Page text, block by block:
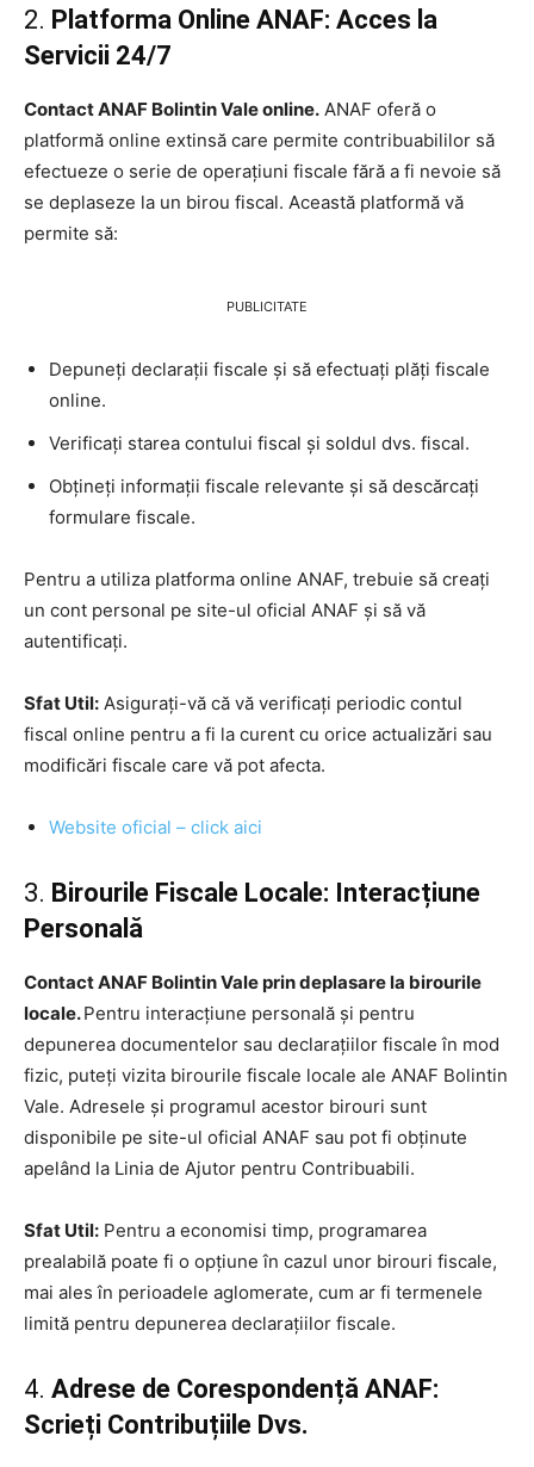
2. Platforma Online ANAF: Acces la
Servicii 24/7
Contact ANAF Bolintin Vale online. ANAF oferă o
platformă online extinsă care permite contribuabililor să
efectueze o serie de operațiuni fiscale fără a fi nevoie să
se deplaseze la un birou fiscal. Această platformă vă
permite să:
PUBLICITATE
Depuneți declarații fiscale și să efectuați plăți fiscale
online.
Verificați starea contului fiscal și soldul dvs. fiscal.
Obțineți informații fiscale relevante și să descărcați
formulare fiscale.
Pentru a utiliza platforma online ANAF, trebuie să creați
un cont personal pe site-ul oficial ANAF și să vă
autentificați.
Sfat Util: Asigurați-vă că vă verificați periodic contul
fiscal online pentru a fi la curent cu orice actualizări sau
modificări fiscale care vă pot afecta.
Website oficial – click aici
3. Birourile Fiscale Locale: Interacțiune
Personală
Contact ANAF Bolintin Vale prin deplasare la birourile
locale.Pentru interacțiune personală și pentru
depunerea documentelor sau declarațiilor fiscale în mod
fizic, puteți vizita birourile fiscale locale ale ANAF Bolintin
Vale. Adresele și programul acestor birouri sunt
disponibile pe site-ul oficial ANAF sau pot fi obținute
apelând la Linia de Ajutor pentru Contribuabili.
Sfat Util: Pentru a economisi timp, programarea
prealabilă poate fi o opțiune în cazul unor birouri fiscale,
mai ales în perioadele aglomerate, cum ar fi termenele
limită pentru depunerea declarațiilor fiscale.
4. Adrese de Corespondență ANAF:
Scrieți Contribuțiile Dvs.